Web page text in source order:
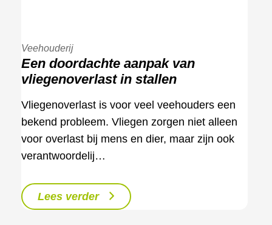
Veehouderij
Een doordachte aanpak van
vliegenoverlast in stallen
Vliegenoverlast is voor veel veehouders een
bekend probleem. Vliegen zorgen niet alleen
voor overlast bij mens en dier, maar zijn ook
verantwoordelij…
Lees verder